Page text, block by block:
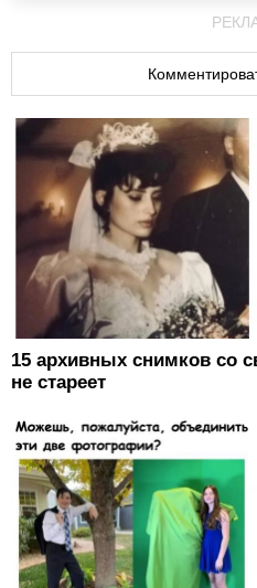
15 архивных снимков со
не стареет